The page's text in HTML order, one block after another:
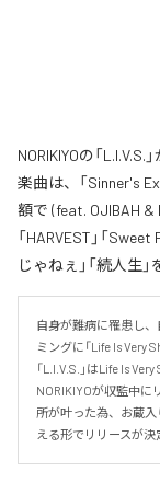
NORIKIYOの「
楽曲は、「Sinner's
額で (feat. OJIBAH &
「HARVEST」「Sweet
じゃねぇ」「続人生
自身が難病に罹患し
ミングに「Life Is Very
「L.I.V.S.」はLife Is
NORIKIYOが収監中に
所が叶った為、お蔵
える形でリリースが決